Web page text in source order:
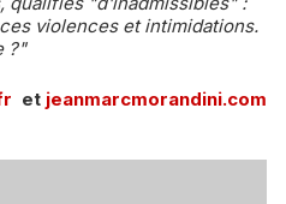
violences et intimidations.
?"
et jeanmarcmorandini.com